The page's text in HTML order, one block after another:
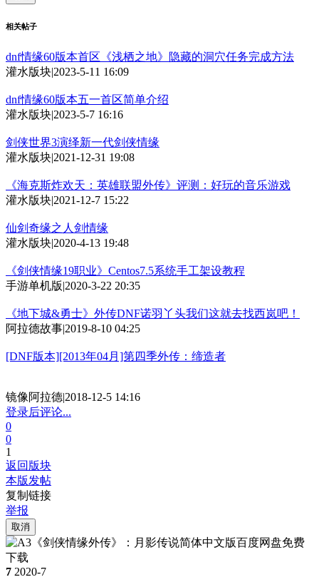
相关帖子
dnf情缘60版本首区《浅栖之地》隐藏的洞穴任务完成方法
灌水版块|2023-5-11 16:09
dnf情缘60版本五一首区简单介绍
灌水版块|2023-5-7 16:16
剑侠世界3演绎新一代剑侠情缘
灌水版块|2021-12-31 19:08
《海克斯炸欢天：英雄联盟外传》评测：好玩的音乐游戏
灌水版块|2021-12-7 15:22
仙剑奇缘之人剑情缘
灌水版块|2020-4-13 19:48
《剑侠情缘19职业》Centos7.5系统手工架设教程
手游单机版|2020-3-22 20:35
《地下城&勇士》外传DNF诺羽丫头我们这就去找西岚吧！
阿拉德故事|2019-8-10 04:25
[DNF版本][2013年04月]第四季外传：缔造者
镜像阿拉德|2018-12-5 14:16
登录后评论...
0
0
1
返回版块
本版发帖
复制链接
举报
取消
7 2020-7